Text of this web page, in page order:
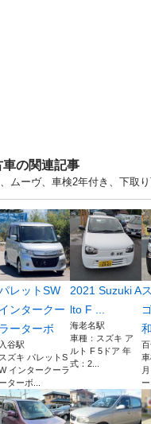
車の関連記事
ムーヴ、車検2年付き、下取
レットSW
インタークー
ラーターボ
入谷駅
スズキ パレットS
インタークーラ
ーターボ...
2021 Suzuki A
lto F ...
海老名駅
車種：スズキ ア
ルト F 5ドア 年
式：2...